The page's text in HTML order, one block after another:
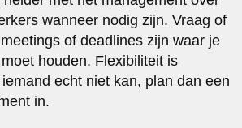
wanneer nodig zijn. Vraag of
of deadlines zijn waar je
houden. Flexibiliteit is
echt niet kan, plan dan een
in.